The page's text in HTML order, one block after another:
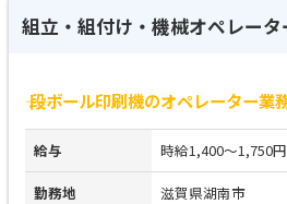
組立・組付け・機械オペレータ
―― 段ボール印刷機のオペレーター業
給与 時給1,400～1,750円
勤務地 滋賀県湖南市